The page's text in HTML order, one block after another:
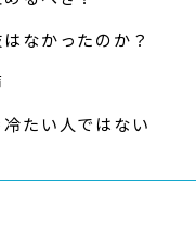
なかったのか？
たい人ではない